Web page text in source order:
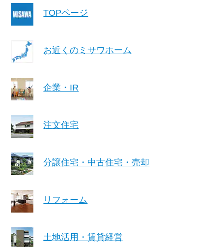
買う
分譲住宅（建売・土地）検索
中古住宅検索
スムストック検索
売る [MISAWA RELAY]
住まいの売却
多彩な動画やこだわりが詰まった建築実例、注目の最新情報など、住
まいづくりを楽しく学べるデジタルラウンジです。
企業不動産活用（CRE）戦略
社宅建築
これから土地活用・賃貸経営をご検討の方
土地活用の基礎から長期安定経営を目指すオーナー様まで、賃貸経営
に役立つ多彩な情報を幅広くお届けします。
ホームラウンジ 土地活用・賃貸経営
事業用
事業用リノベーション
ホテル・旅館リフォーム
リフォーム営業所
実例動画や基礎知識、収納の工夫など、理想の住まいを叶えるリフォ
ームの具体策とアイデアを豊富にご用意しています。
ホームラウンジ リフォーム
収益不動産・投資開発事業
事業用売買
事業用地・事業用建物
分譲用地
すべてのフィールドに新しい価値をデザインし、持続可能な未来志向
ミサワゼネラルソリューション
アフターメンテナンス
ミサワリフォーム
ミサワホームオーナーさま・リフォーム工事ご契約者さまとミサワ
テンツや、ミサワホームからの大切なお知らせなど配信しています。
ミサワオーナーズクラブ
ミサワホームグループ
IR情報
SDGs
環境活動
採用情報
中途採用
障がい者採用
住まいのご相談
TOPページ
お近くのミサワホーム
企業・IR
注文住宅
分譲住宅・中古住宅・売却
リフォーム
土地活用・賃貸経営